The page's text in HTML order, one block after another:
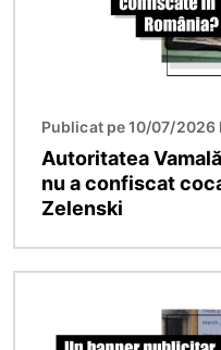
Publicat pe 10/07/2026
Autoritatea
nu a confiscat
Zelenski